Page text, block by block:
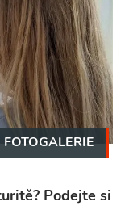
Podejte si